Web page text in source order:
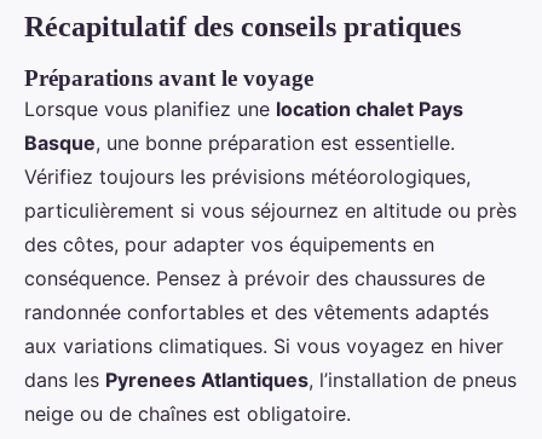
Récapitulatif des conseils pratiques
Préparations avant le voyage
Lorsque vous planifiez une location chalet Pays
Basque, une bonne préparation est essentielle.
Vérifiez toujours les prévisions météorologiques,
particulièrement si vous séjournez en altitude ou près
des côtes, pour adapter vos équipements en
conséquence. Pensez à prévoir des chaussures de
randonnée confortables et des vêtements adaptés
aux variations climatiques. Si vous voyagez en hiver
dans les Pyrenees Atlantiques, l’installation de pneus
neige ou de chaînes est obligatoire.